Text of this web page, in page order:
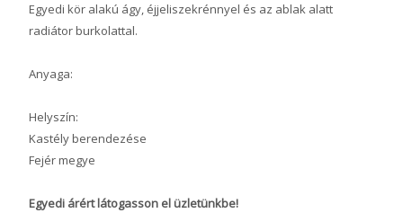
Egyedi kör alakú ágy, éjjeliszekrénnyel és az ablak alatt
radiátor burkolattal.
Anyaga:
Helyszín:
Kastély berendezése
Fejér megye
Egyedi árért látogasson el üzletünkbe!